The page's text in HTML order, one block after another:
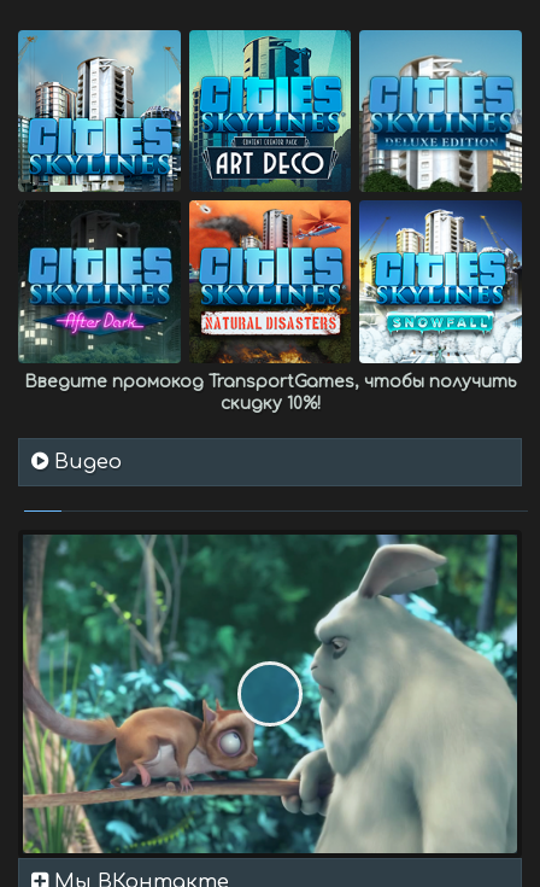
Введите промокод TransportGames, чтобы получить
скидку 10%!
Видео
Мы ВКонтакте